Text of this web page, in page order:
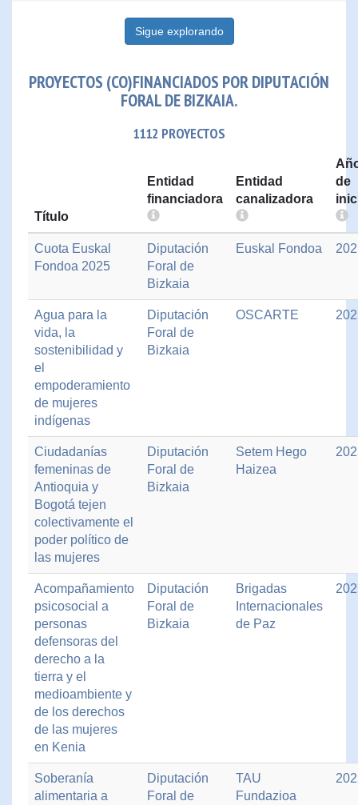
Sigue explorando
PROYECTOS (CO)FINANCIADOS POR DIPUTACIÓN
FORAL DE BIZKAIA.
1112 PROYECTOS
Título
Entidad
financiadora
Entidad
canalizadora
de
Cuota Euskal
Fondoa 2025
Diputación
Foral de
Bizkaia
Euskal Fondoa
Agua para la
vida, la
sostenibilidad y
el
empoderamiento
de mujeres
indígenas
Diputación
Foral de
Bizkaia
OSCARTE
Ciudadanías
femeninas de
Antioquia y
Bogotá tejen
colectivamente el
poder político de
las mujeres
Diputación
Foral de
Bizkaia
Setem Hego
Haizea
Acompañamiento
psicosocial a
personas
defensoras del
derecho a la
tierra y el
medioambiente y
de los derechos
de las mujeres
en Kenia
Diputación
Foral de
Bizkaia
Brigadas
Internacionales
de Paz
Soberanía
alimentaria a
Diputación
Foral de
TAU
Fundazioa